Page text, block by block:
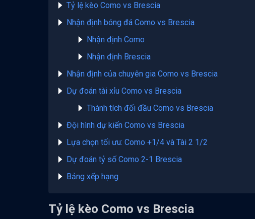
Tỷ lệ kèo Como vs Brescia
Nhận định bóng đá Como vs Brescia
Nhận định Como
Nhận định Brescia
Nhận định của chuyên gia Como vs Brescia
Dự đoán tài xỉu Como vs Brescia
Thành tích đối đầu Como vs Brescia
Đội hình dự kiến Como vs Brescia
Lựa chọn tối ưu: Como +1/4 và Tài 2 1/2
Dự đoán tỷ số Como 2-1 Brescia
Bảng xếp hạng
Tỷ lệ kèo Como vs Brescia